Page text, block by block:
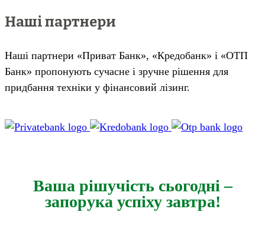
Наші партнери
Наші партнери «Приват Банк», «Кредобанк» і «ОТП
Банк» пропонують сучасне і зручне рішення для
придбання техніки у фінансовий лізинг.
Ваша рішучість сьогодні –
запорука успіху завтра!